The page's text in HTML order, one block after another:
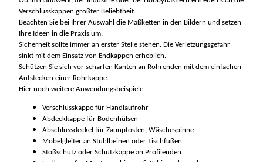
Verschlusskappen größter Beliebtheit.
Beachten Sie bei Ihrer Auswahl die Maßketten in den Bildern und setzen
Ihre Ideen in die Praxis um.
Sicherheit sollte immer an erster Stelle stehen. Die Verletzungsgefahr
sinkt mit dem Einsatz von Endkappen erheblich.
Schützen Sie sich vor scharfen Kanten an Rohrenden mit dem einfachen
Aufstecken einer Rohrkappe.
Hier noch weitere Anwendungsbeispiele.
Verschlusskappe für Handlaufrohr
Abdeckkappe für Bodenhülsen
Abschlussdeckel für Zaunpfosten, Wäschespinne
Möbelgleiter an Stuhlbeinen oder Tischfüßen
Stoßschutz oder Schutzkappe an Profilenden